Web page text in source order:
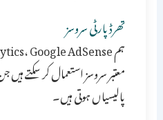
تھرڈ پارٹی سروسز
معتبر سروسز استعمال کر سکتے ہیں
پالیسیاں ہوتی ہیں۔